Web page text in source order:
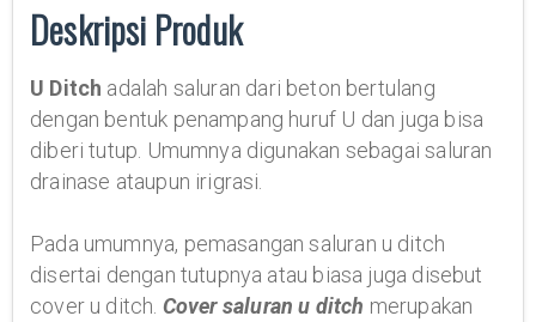
Deskripsi Produk
U Ditch adalah saluran dari beton bertulang
dengan bentuk penampang huruf U dan juga bisa
diberi tutup. Umumnya digunakan sebagai saluran
drainase ataupun irigrasi.
Pada umumnya, pemasangan saluran u ditch
disertai dengan tutupnya atau biasa juga disebut
cover u ditch. Cover saluran u ditch merupakan